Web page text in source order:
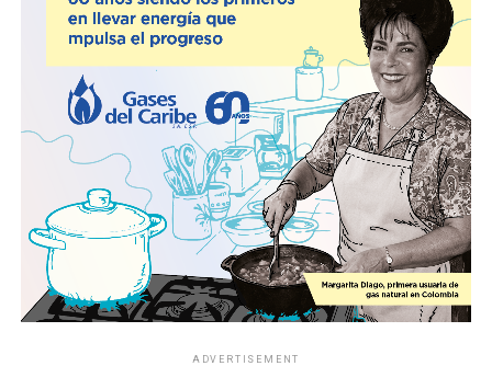
ADVERTISEMENT